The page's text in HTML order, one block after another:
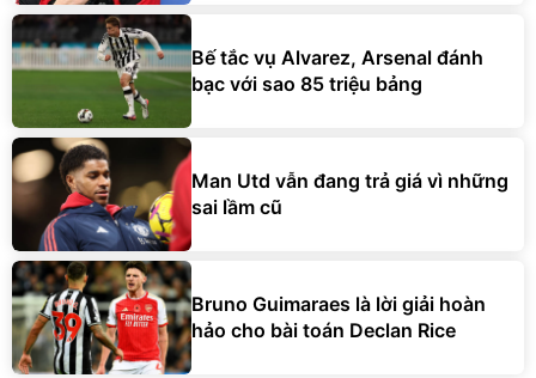
Bế tắc vụ Alvarez, Arsenal đánh
bạc với sao 85 triệu bảng
Man Utd vẫn đang trả giá vì những
sai lầm cũ
Bruno Guimaraes là lời giải hoàn
hảo cho bài toán Declan Rice